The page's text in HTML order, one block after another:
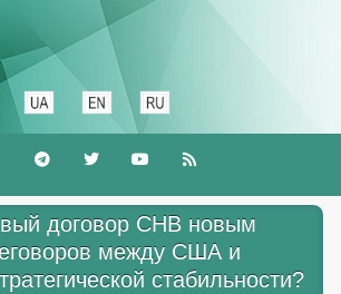
договор СНВ новым
между США и
стабильности?